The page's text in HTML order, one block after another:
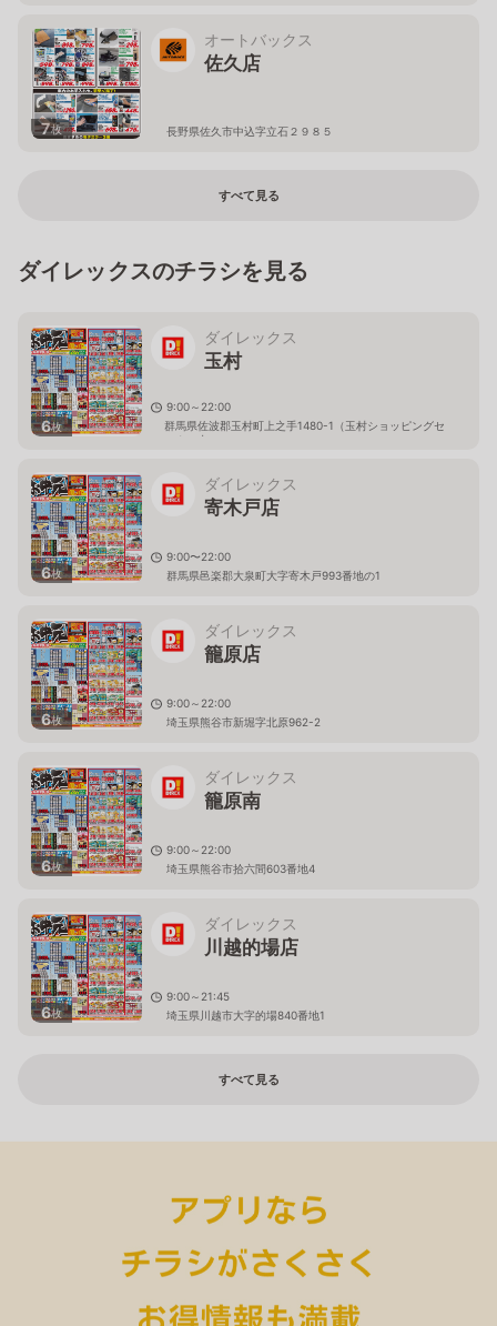
7枚
オートバックス
佐久店
長野県佐久市中込字立石２９８５
すべて見る
ダイレックスのチラシを見る
6枚
ダイレックス
玉村
9:00～22:00
群馬県佐波郡玉村町上之手1480-1（玉村ショッピングセ
ンター内）
6枚
ダイレックス
寄木戸店
9:00〜22:00
群馬県邑楽郡大泉町大字寄木戸993番地の1
6枚
ダイレックス
籠原店
9:00～22:00
埼玉県熊谷市新堀字北原962-2
6枚
ダイレックス
籠原南
9:00～22:00
埼玉県熊谷市拾六間603番地4
6枚
ダイレックス
川越的場店
9:00～21:45
埼玉県川越市大字的場840番地1
すべて見る